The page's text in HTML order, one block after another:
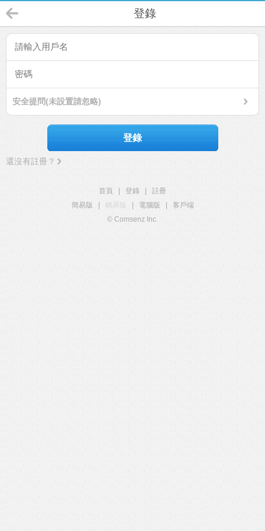
登錄
安全提問(未設置請忽略)
登錄
還沒有註冊？
首頁 登錄
註冊
簡易版
觸屏版 電腦版
客戶端
© Comsenz Inc.